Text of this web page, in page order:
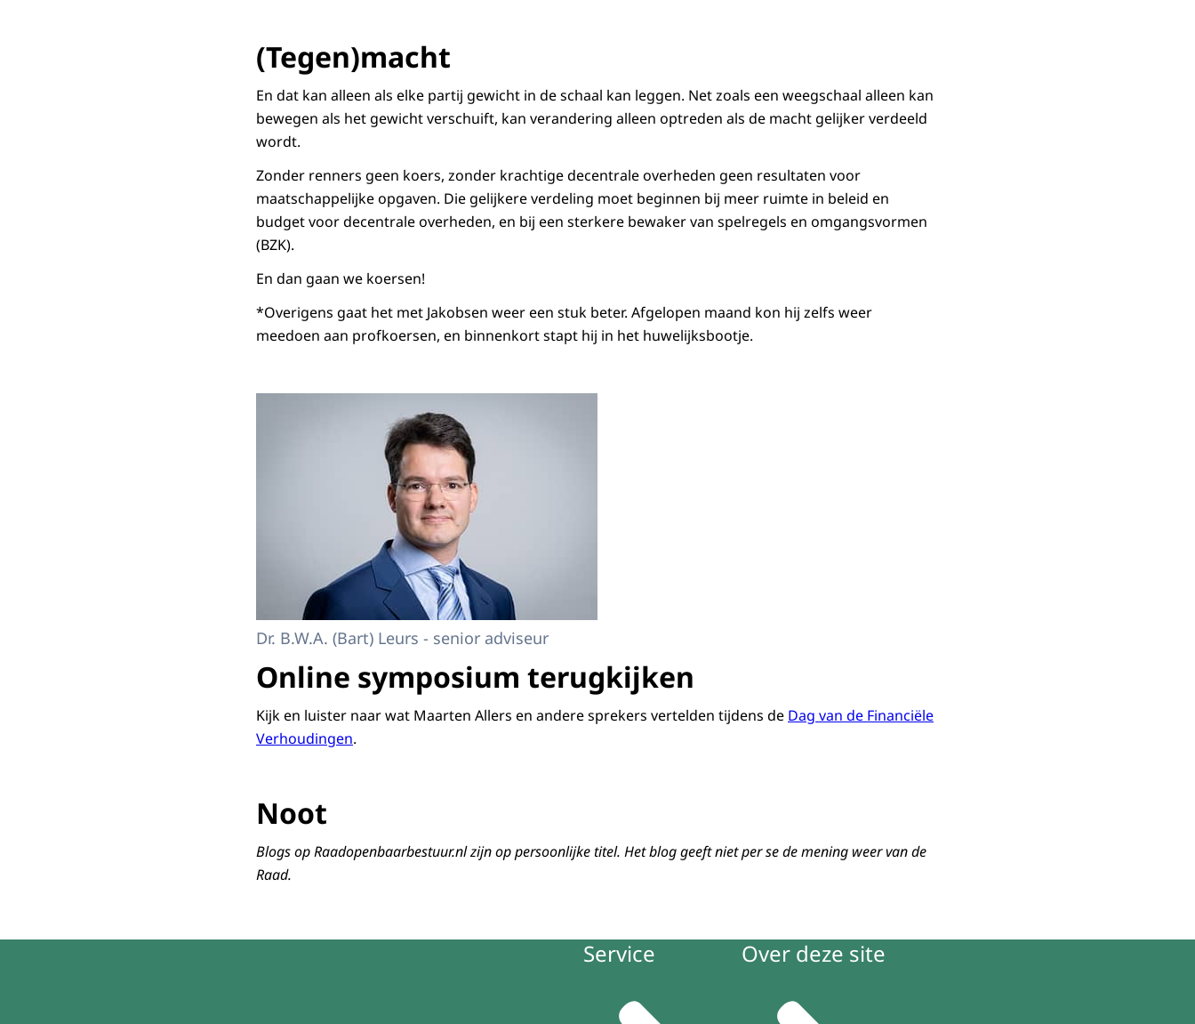
(Tegen)macht
En dat kan alleen als elke partij gewicht in de schaal kan leggen. Net zoals een weegschaal alleen kan
bewegen als het gewicht verschuift, kan verandering alleen optreden als de macht gelijker verdeeld
wordt.
Zonder renners geen koers, zonder krachtige decentrale overheden geen resultaten voor
maatschappelijke opgaven. Die gelijkere verdeling moet beginnen bij meer ruimte in beleid en
budget voor decentrale overheden, en bij een sterkere bewaker van spelregels en omgangsvormen
(BZK).
En dan gaan we koersen!
*Overigens gaat het met Jakobsen weer een stuk beter. Afgelopen maand kon hij zelfs weer
meedoen aan profkoersen, en binnenkort stapt hij in het huwelijksbootje.
Dr. B.W.A. (Bart) Leurs - senior adviseur
Online symposium terugkijken
Kijk en luister naar wat Maarten Allers en andere sprekers vertelden tijdens de Dag van de Financiële
Verhoudingen.
Noot
Blogs op Raadopenbaarbestuur.nl zijn op persoonlijke titel. Het blog geeft niet per se de mening weer van de
Raad.
Service Over deze site